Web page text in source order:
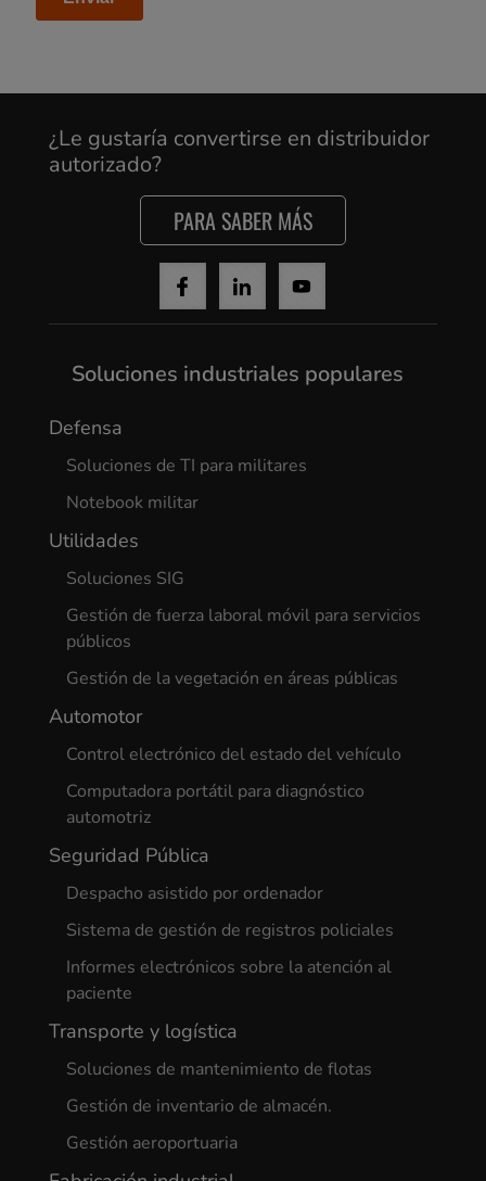
Cancel
Yes, I agree
¿Le gustaría convertirse en distribuidor
autorizado?
PARA SABER MÁS
Soluciones industriales populares
Defensa
Soluciones de TI para militares
Notebook militar
Utilidades
Soluciones SIG
Gestión de fuerza laboral móvil para servicios
públicos
Gestión de la vegetación en áreas públicas
Automotor
Control electrónico del estado del vehículo
Computadora portátil para diagnóstico
automotriz
Seguridad Pública
Despacho asistido por ordenador
Sistema de gestión de registros policiales
Informes electrónicos sobre la atención al
paciente
Transporte y logística
Soluciones de mantenimiento de flotas
Gestión de inventario de almacén.
Gestión aeroportuaria